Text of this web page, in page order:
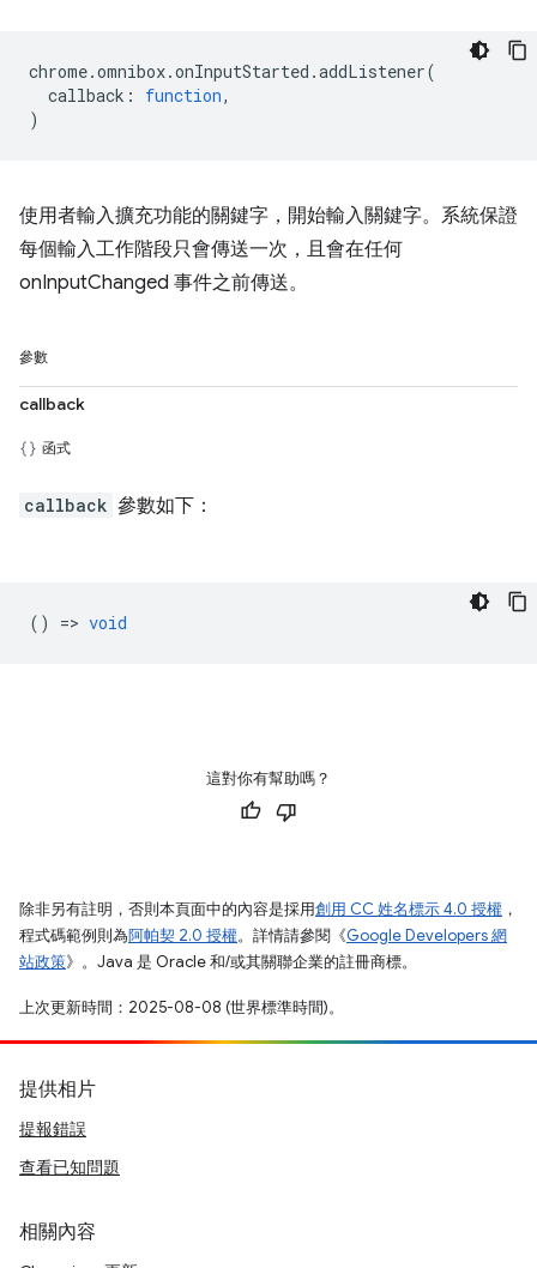
chrome.omnibox.onInputStarted .addListener(
callback : function,
)
使用者輸入擴充功能的關鍵字，開始輸入關鍵字。系統保證
每個輸入工作階段只會傳送一次，且會在任何
onInputChanged 事件之前傳送。
參數
callback
函式
callback 參數如下：
() => void
這對你有幫助嗎？
除非另有註明，否則本頁面中的內容是採用創用 CC 姓名標示 4.0 授權 ，
程式碼範例則為阿帕契 2.0 授權。詳情請參閱《Google Developers 網
站政策》。Java 是 Oracle 和/或其關聯企業的註冊商標。
上次更新時間：2025-08-08 (世界標準時間)。
提供相片
提報錯誤
查看已知問題
相關內容